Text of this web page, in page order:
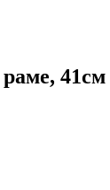
41см